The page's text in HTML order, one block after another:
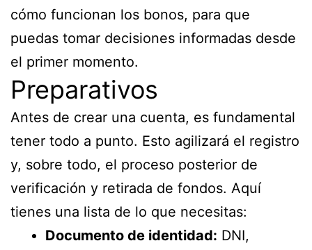
cómo funcionan los bonos, para que
puedas tomar decisiones informadas desde
el primer momento.
Preparativos
Antes de crear una cuenta, es fundamental
tener todo a punto. Esto agilizará el registro
y, sobre todo, el proceso posterior de
verificación y retirada de fondos. Aquí
tienes una lista de lo que necesitas:
Documento de identidad: DNI,